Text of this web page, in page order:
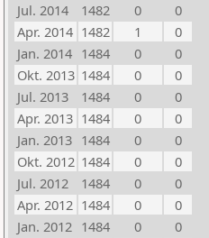
Jul. 2014
1482 0
0
Apr. 2014 1482 1
0
Jan. 2014 1484 0
0
Okt. 2013 1484 0
0
Jul. 2013
1484 0
0
Apr. 2013 1484 0
0
Jan. 2013 1484 0
0
Okt. 2012 1484 0
0
Jul. 2012
1484 0
0
Apr. 2012 1484 0
0
Jan. 2012 1484 0
0